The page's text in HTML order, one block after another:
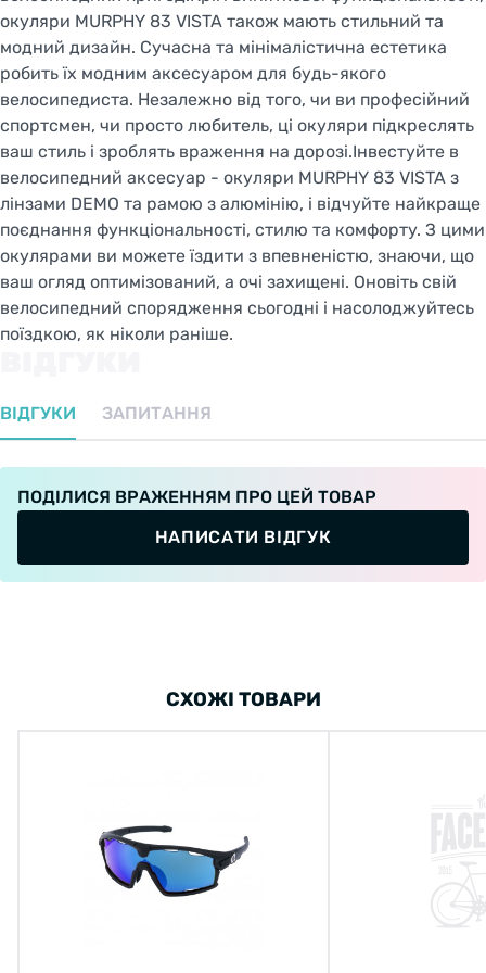
окуляри MURPHY 83 VISTA також мають стильний та
модний дизайн. Сучасна та мінімалістична естетика
робить їх модним аксесуаром для будь-якого
велосипедиста. Незалежно від того, чи ви професійний
спортсмен, чи просто любитель, ці окуляри підкреслять
ваш стиль і зроблять враження на дорозі.Інвестуйте в
велосипедний аксесуар - окуляри MURPHY 83 VISTA з
лінзами DEMO та рамою з алюмінію, і відчуйте найкраще
поєднання функціональності, стилю та комфорту. З цими
окулярами ви можете їздити з впевненістю, знаючи, що
ваш огляд оптимізований, а очі захищені. Оновіть свій
велосипедний спорядження сьогодні і насолоджуйтесь
поїздкою, як ніколи раніше.
ВІДГУКИ ЗАПИТАННЯ
ПОДІЛИСЯ ВРАЖЕННЯМ ПРО ЦЕЙ ТОВАР
НАПИСАТИ ВІДГУК
СХОЖІ ТОВАРИ